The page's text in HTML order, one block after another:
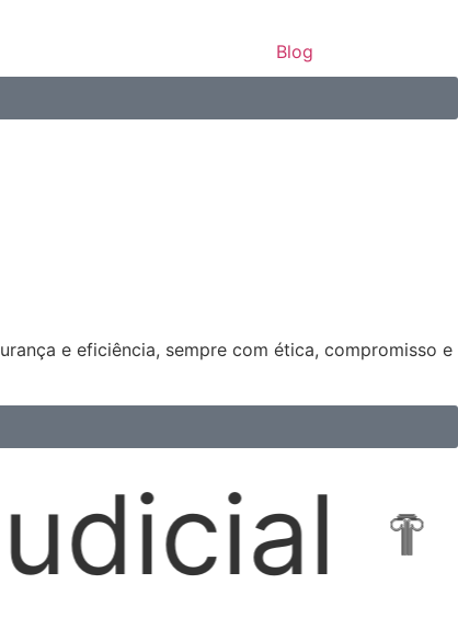
Blog
e eficiência, sempre com ética, compromisso e